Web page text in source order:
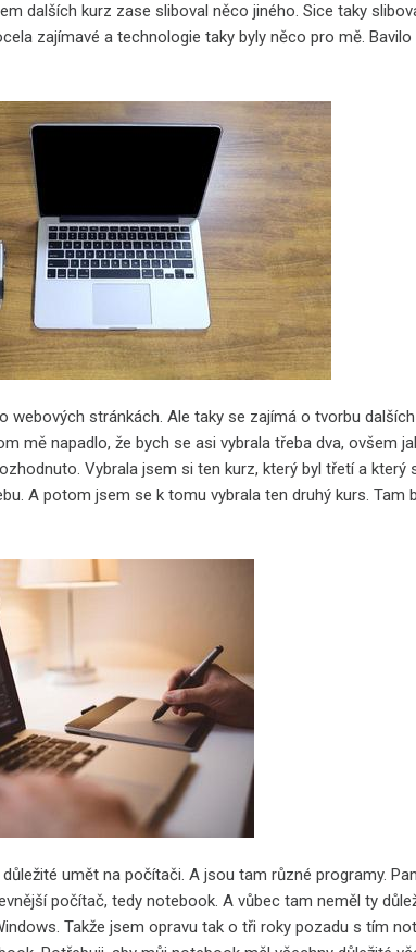
dalších kurz zase sliboval něco jiného. Sice taky
zajímavé a technologie taky byly něco pro mě.
webových stránkách. Ale taky se zajímá o tvorbu
mě napadlo, že bych se asi vybrala třeba dva, ovšem
Vybrala jsem si ten kurz, který byl třetí a
A potom jsem se k tomu vybrala ten druhý kurs.
umět na počítači. A jsou tam různé programy.
počítač, tedy notebook. A vůbec tam neměl ty
Takže jsem opravu tak o tři roky pozadu s tím